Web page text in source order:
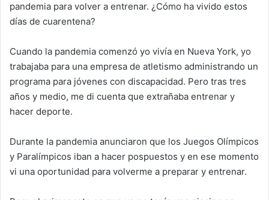
pandemia para volver a entrenar. ¿Cómo ha vivido estos
días de cuarentena?
Cuando la pandemia comenzó yo vivía en Nueva York, yo
trabajaba para una empresa de atletismo administrando un
programa para jóvenes con discapacidad. Pero tras tres
años y medio, me di cuenta que extrañaba entrenar y
hacer deporte.
Durante la pandemia anunciaron que los Juegos Olímpicos
y Paralímpicos iban a hacer pospuestos y en ese momento
vi una oportunidad para volverme a preparar y entrenar.